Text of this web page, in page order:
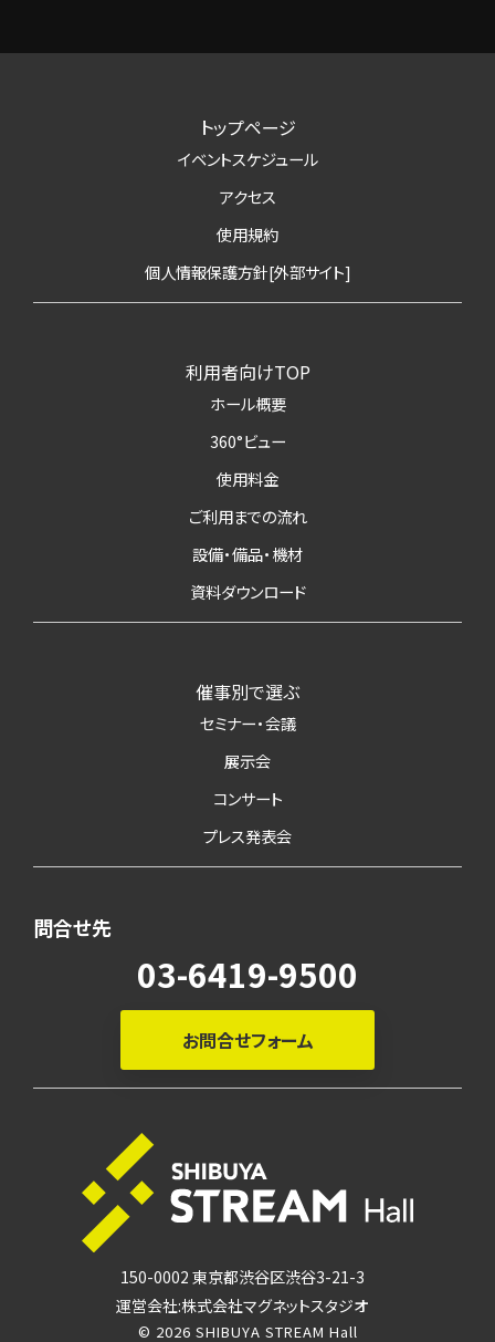
トップページ
イベントスケジュール
アクセス
使用規約
個人情報保護方針[外部サイト]
利用者向けTOP
ホール概要
360°ビュー
使用料金
ご利用までの流れ
設備・備品・機材
資料ダウンロード
催事別で選ぶ
セミナー・会議
展示会
コンサート
プレス発表会
問合せ先
03-6419-9500
お問合せフォーム
150-0002 東京都渋谷区渋谷3-21-3
運営会社:株式会社マグネットスタジオ
© 2026 SHIBUYA STREAM Hall